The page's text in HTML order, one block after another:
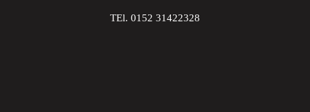
TEl. 0152 31422328